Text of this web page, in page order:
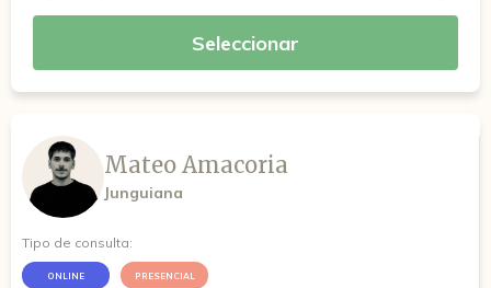
Seleccionar
Mateo Amacoria
Junguiana
Tipo de consulta:
ONLINE PRESENCIAL